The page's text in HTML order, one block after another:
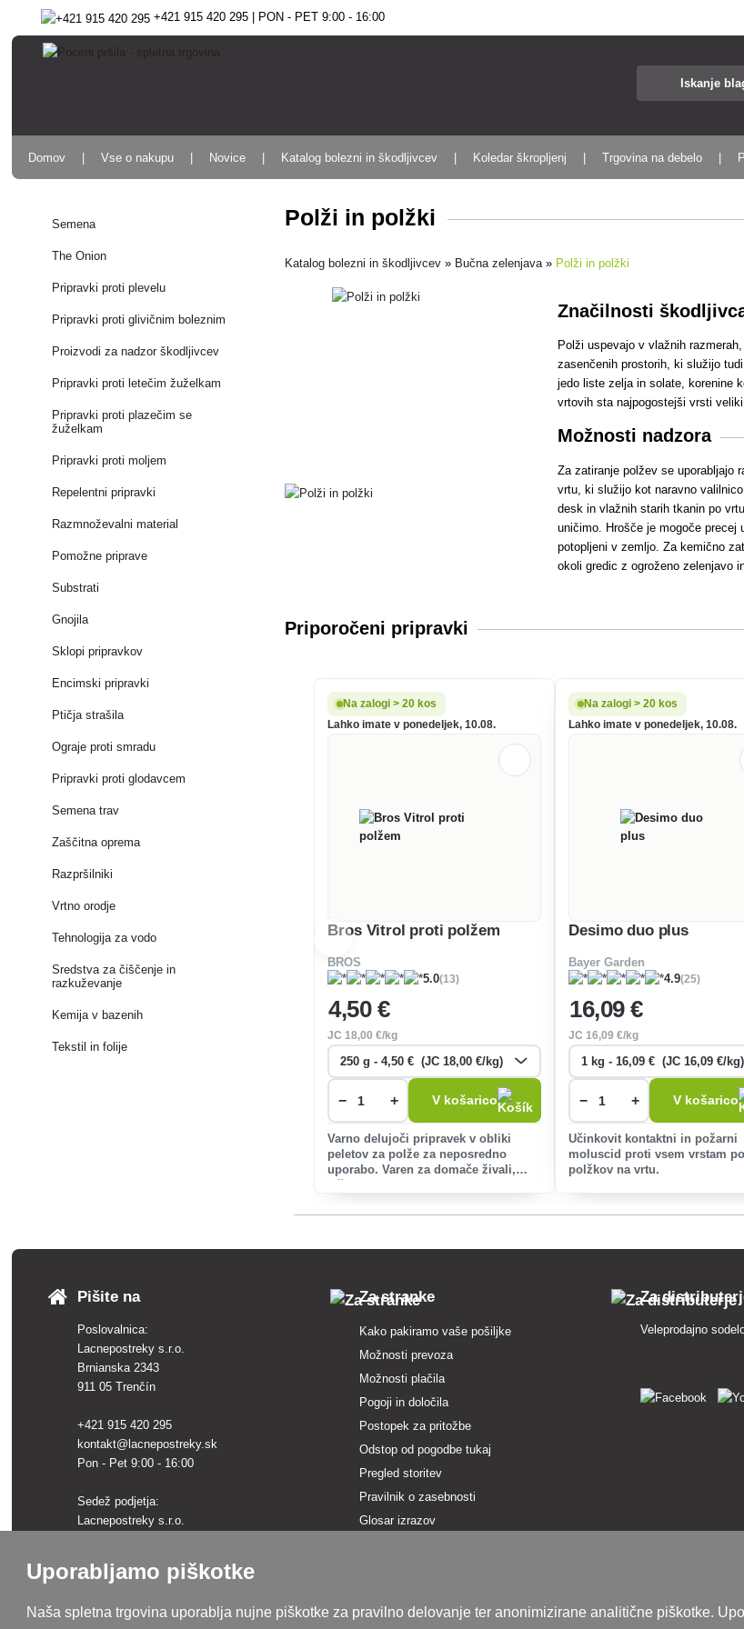
+421 915 420 295 | PON - PET 9:00 - 16:00
Domov Vse o nakupu Novice Katalog bolezni in škodljivcev Koledar škropljenj Trgovina na debelo
Semena
The Onion
Pripravki proti plevelu
Pripravki proti glivičnim boleznim
Proizvodi za nadzor škodljivcev
Pripravki proti letečim žuželkam
Pripravki proti plazečim se
žuželkam
Pripravki proti moljem
Repelentni pripravki
Razmnoževalni material
Pomožne priprave
Substrati
Gnojila
Sklopi pripravkov
Encimski pripravki
Ptičja strašila
Ograje proti smradu
Pripravki proti glodavcem
Semena trav
Zaščitna oprema
Razpršilniki
Vrtno orodje
Tehnologija za vodo
Sredstva za čiščenje in
razkuževanje
Kemija v bazenih
Tekstil in folije
Polži in polžki
Katalog bolezni in škodljivcev » Bučna zelenjava » Polži in polžki
Značilnosti
Polži uspevajo v vlažnih
zasenčenih prostorih, ki služijo
jedo liste zelja in solate, korenine
vrtovih sta najpogostejši vrsti
Možnosti nadzora
Za zatiranje polžev se uporabljajo
vrtu, ki služijo kot naravno
desk in vlažnih starih tkanin po
uničimo. Hrošče je mogoče precej
potopljeni v zemljo. Za kemično
okoli gredic z ogroženo zelenjavo
Priporočeni pripravki
Na zalogi > 20 kos
Lahko imate v ponedeljek, 10.08.
Bros Vitrol proti polžem
BROS
5.0(13)
4,50 €
JC18,00 €/kg
− + V košarico
Varno delujoči pripravek v obliki
peletov za polže za neposredno
uporabo. Varen za domače živali,
Na zalogi > 20 kos
Lahko imate v ponedeljek, 10.08.
Desimo duo plus
Bayer Garden
4.9(25)
16,09 €
JC16,09 €/kg
− + V košarico
Učinkovit kontaktni in požarni
moluscid proti vsem vrstam
polžkov na vrtu.
Pišite na
Poslovalnica:
Lacnepostreky s.r.o.
Brnianska 2343
911 05 Trenčín
+421 915 420 295
kontakt@lacnepostreky.sk
Pon - Pet 9:00 - 16:00
Sedež podjetja:
Lacnepostreky s.r.o.
Identifikacijska številka za DDV:
Za stranke
Kako pakiramo vaše pošiljke
Možnosti prevoza
Možnosti plačila
Pogoji in določila
Postopek za pritožbe
Odstop od pogodbe tukaj
Pregled storitev
Pravilnik o zasebnosti
Glosar izrazov
Za
Veleprodajno
Uporabljamo piškotke
Naša spletna trgovina uporablja nujne piškotke za pravilno delovanje ter anonimizirane analitične piškotke.